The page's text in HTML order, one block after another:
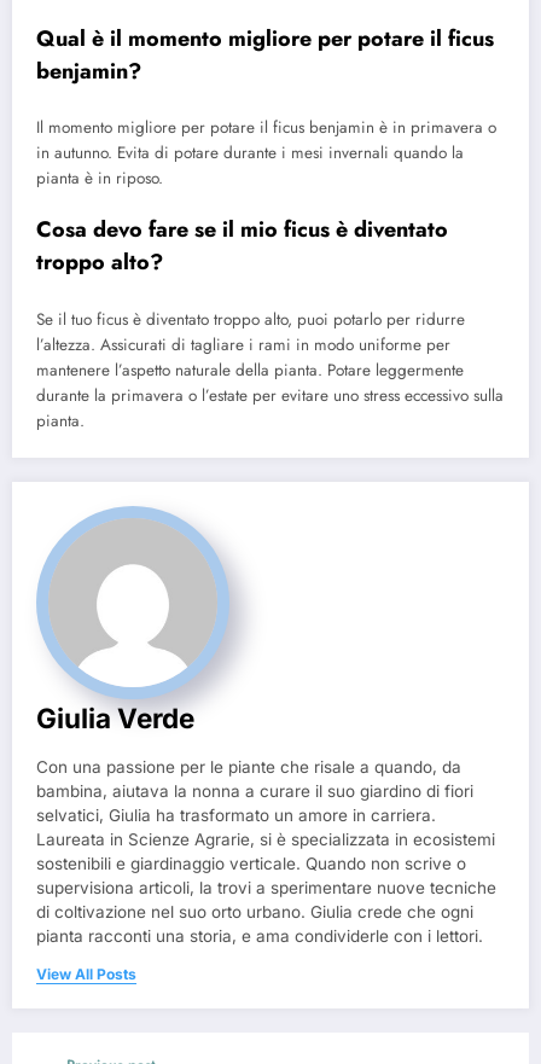
Qual è il momento migliore per potare il ficus
benjamin?
Il momento migliore per potare il ficus benjamin è in primavera o
in autunno. Evita di potare durante i mesi invernali quando la
pianta è in riposo.
Cosa devo fare se il mio ficus è diventato
troppo alto?
Se il tuo ficus è diventato troppo alto, puoi potarlo per ridurre
l’altezza. Assicurati di tagliare i rami in modo uniforme per
mantenere l’aspetto naturale della pianta. Potare leggermente
durante la primavera o l’estate per evitare uno stress eccessivo sulla
pianta.
Giulia Verde
Con una passione per le piante che risale a quando, da
bambina, aiutava la nonna a curare il suo giardino di fiori
selvatici, Giulia ha trasformato un amore in carriera.
Laureata in Scienze Agrarie, si è specializzata in ecosistemi
sostenibili e giardinaggio verticale. Quando non scrive o
supervisiona articoli, la trovi a sperimentare nuove tecniche
di coltivazione nel suo orto urbano. Giulia crede che ogni
pianta racconti una storia, e ama condividerle con i lettori.
View All Posts